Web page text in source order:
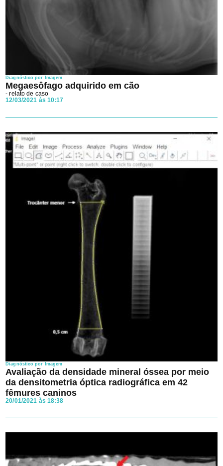
Diagnóstico por Imagem
Megaesôfago adquirido em cão
- relato de caso
12/03/2021 às 10:17
Diagnóstico por Imagem
Avaliação da densidade mineral óssea por meio
da densitometria óptica radiográfica em 42
fêmures caninos
20/01/2021 às 18:38